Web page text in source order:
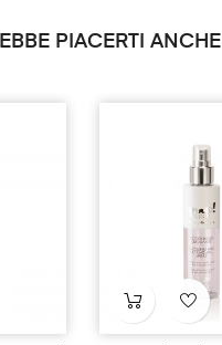
PIACERTI ANCHE